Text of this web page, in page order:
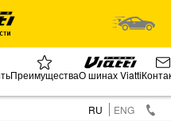
ПреимуществаО шинах Viatti
RU
ENG